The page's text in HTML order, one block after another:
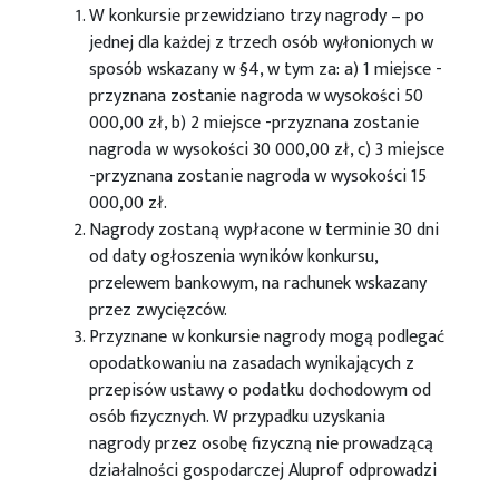
W konkursie przewidziano trzy nagrody – po
jednej dla każdej z trzech osób wyłonionych w
sposób wskazany w §4, w tym za: a) 1 miejsce -
przyznana zostanie nagroda w wysokości 50
000,00 zł, b) 2 miejsce -przyznana zostanie
nagroda w wysokości 30 000,00 zł, c) 3 miejsce
-przyznana zostanie nagroda w wysokości 15
000,00 zł.
Nagrody zostaną wypłacone w terminie 30 dni
od daty ogłoszenia wyników konkursu,
przelewem bankowym, na rachunek wskazany
przez zwycięzców.
Przyznane w konkursie nagrody mogą podlegać
opodatkowaniu na zasadach wynikających z
przepisów ustawy o podatku dochodowym od
osób fizycznych. W przypadku uzyskania
nagrody przez osobę fizyczną nie prowadzącą
działalności gospodarczej Aluprof odprowadzi